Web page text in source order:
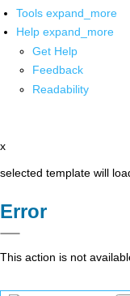
Tools expand_more
Help expand_more
Get Help
Feedback
Readability
x
selected template will
Error
This action is not